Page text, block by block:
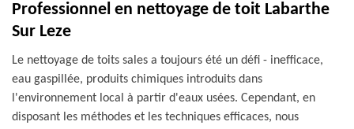
Professionnel en nettoyage de toit Labarthe
Sur Leze
Le nettoyage de toits sales a toujours été un défi - inefficace,
eau gaspillée, produits chimiques introduits dans
l'environnement local à partir d'eaux usées. Cependant, en
disposant les méthodes et les techniques efficaces, nous